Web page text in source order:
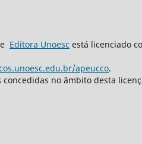
Editora Unoesc está licenciado
apeucco.
no âmbito desta